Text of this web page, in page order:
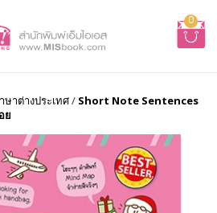
0
ษาต่างประเทศ/ Short Note Sentences
ย